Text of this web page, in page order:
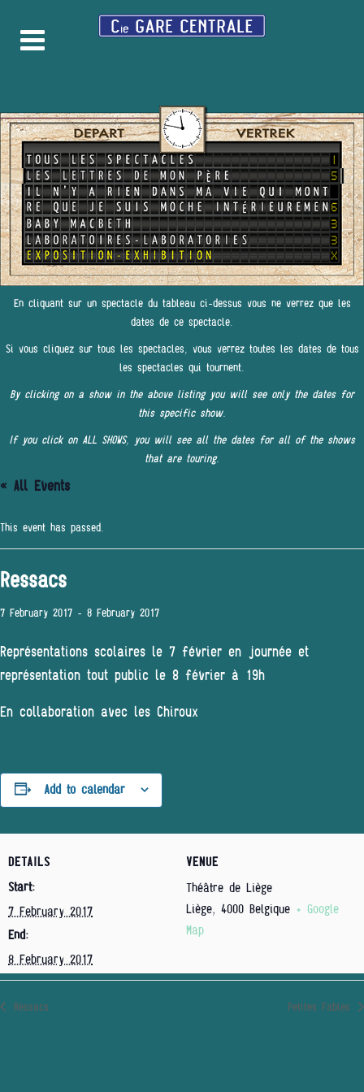
En cliquant sur un spectacle du tableau ci-dessus vous ne verrez que les
dates de ce spectacle.
Si vous cliquez sur tous les spectacles, vous verrez toutes les dates de tous
les spectacles qui tournent.
By clicking on a show in the above listing you will see only the dates for
this specific show.
If you click on ALL SHOWS, you will see all the dates for all of the shows
that are touring.
« All Events
This event has passed.
Ressacs
7 February 2017 - 8 February 2017
Représentations scolaires le 7 février en journée et
représentation tout public le 8 février à 19h
En collaboration avec les Chiroux
Add to calendar
DETAILS
Start:
7 February 2017
End:
8 February 2017
VENUE
Théâtre de Liège
Liège, 4000 Belgique + Google
Map
Ressacs Petites Fables